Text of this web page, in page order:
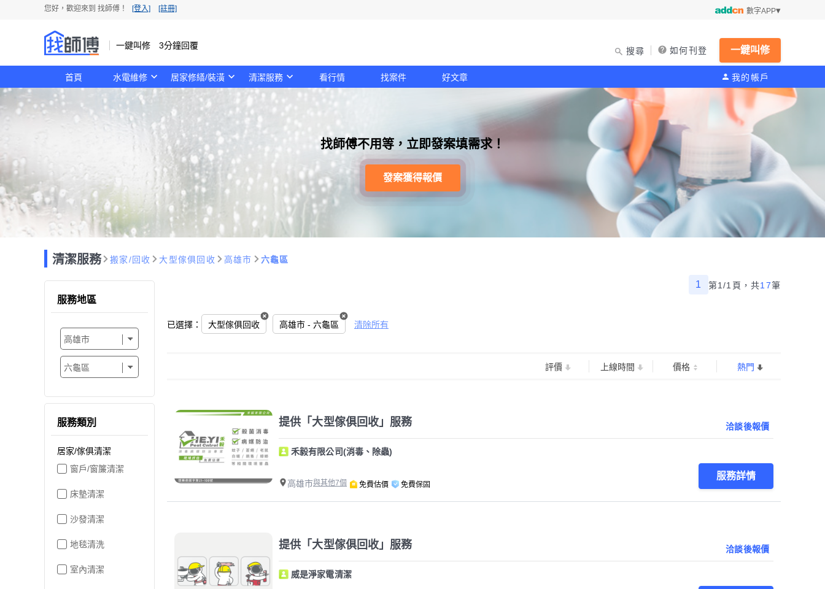
您好，歡迎來到 找師傅！ [登入] [註冊] 數字APP
一鍵叫修 3分鐘回覆
搜尋 如何刊登 一鍵叫修
首頁 水電維修 居家修繕/裝潢 清潔服務 看行情 找案件 好文章 我的帳戶
找師傅不用等，立即發案填需求！
發案獲得報價
清潔服務 搬家/回收 大型傢俱回收 高雄市 六龜區
1 第1/1頁， 共17筆
已選擇： 大型傢俱回收 高雄市 - 六龜區 清除所有
服務地區
服務類別
居家/傢俱清潔
窗戶/窗簾清潔
床墊清潔
沙發清潔
地毯清洗
室內清潔
評價 上線時間 價格 熱門
提供「大型傢俱回收」服務 洽談後報價
禾毅有限公司(消毒、除蟲)
高雄市與其他7個 免費估價 免費保固
服務詳情
提供「大型傢俱回收」服務 洽談後報價
威是淨家電清潔